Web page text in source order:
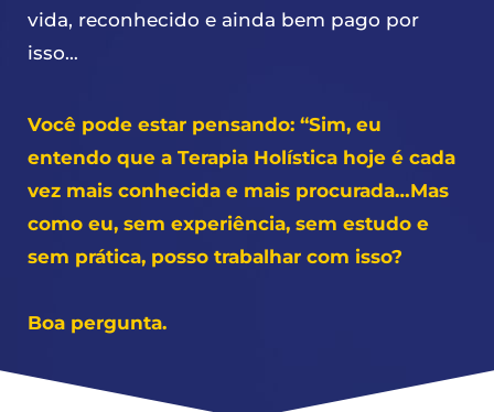
vida, reconhecido e ainda bem pago por
isso…
Você pode estar pensando: “Sim, eu
entendo que a Terapia Holística hoje é cada
vez mais conhecida e mais procurada…Mas
como eu, sem experiência, sem estudo e
sem prática, posso trabalhar com isso?
Boa pergunta.